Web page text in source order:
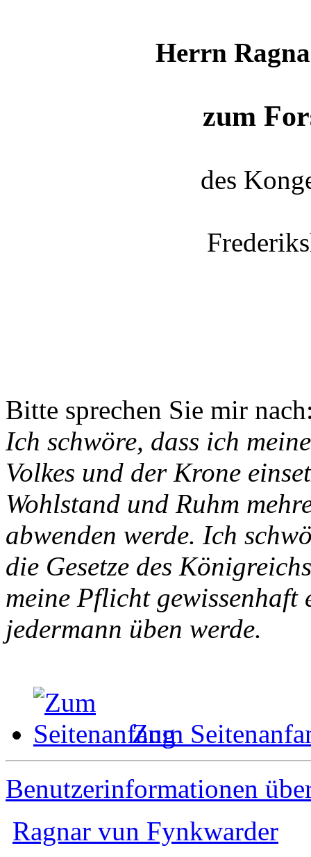
Herrn
zum
des
Bitte sprechen Sie mir
Ich schwöre, dass ich
Volkes und der Krone
Wohlstand und Ruhm
abwenden werde. Ich
die Gesetze des
meine Pflicht
jedermann üben werde.
Zum
Benutzerinformationen
Ragnar vun Fynkwarder